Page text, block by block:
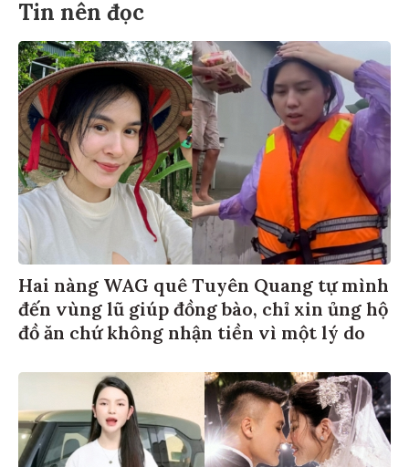
Tin nên đọc
Hai nàng WAG quê Tuyên Quang tự mình
đến vùng lũ giúp đồng bào, chỉ xin ủng hộ
đồ ăn chứ không nhận tiền vì một lý do